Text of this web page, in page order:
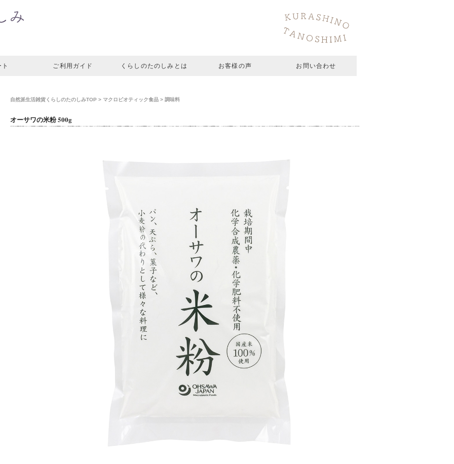
ご利用ガイド くらしのたのしみとは お客様の声 お問い合わせ
自然派生活雑貨くらしのたのしみTOP > マクロビオティック食品 > 調味料
オーサワの米粉 500g